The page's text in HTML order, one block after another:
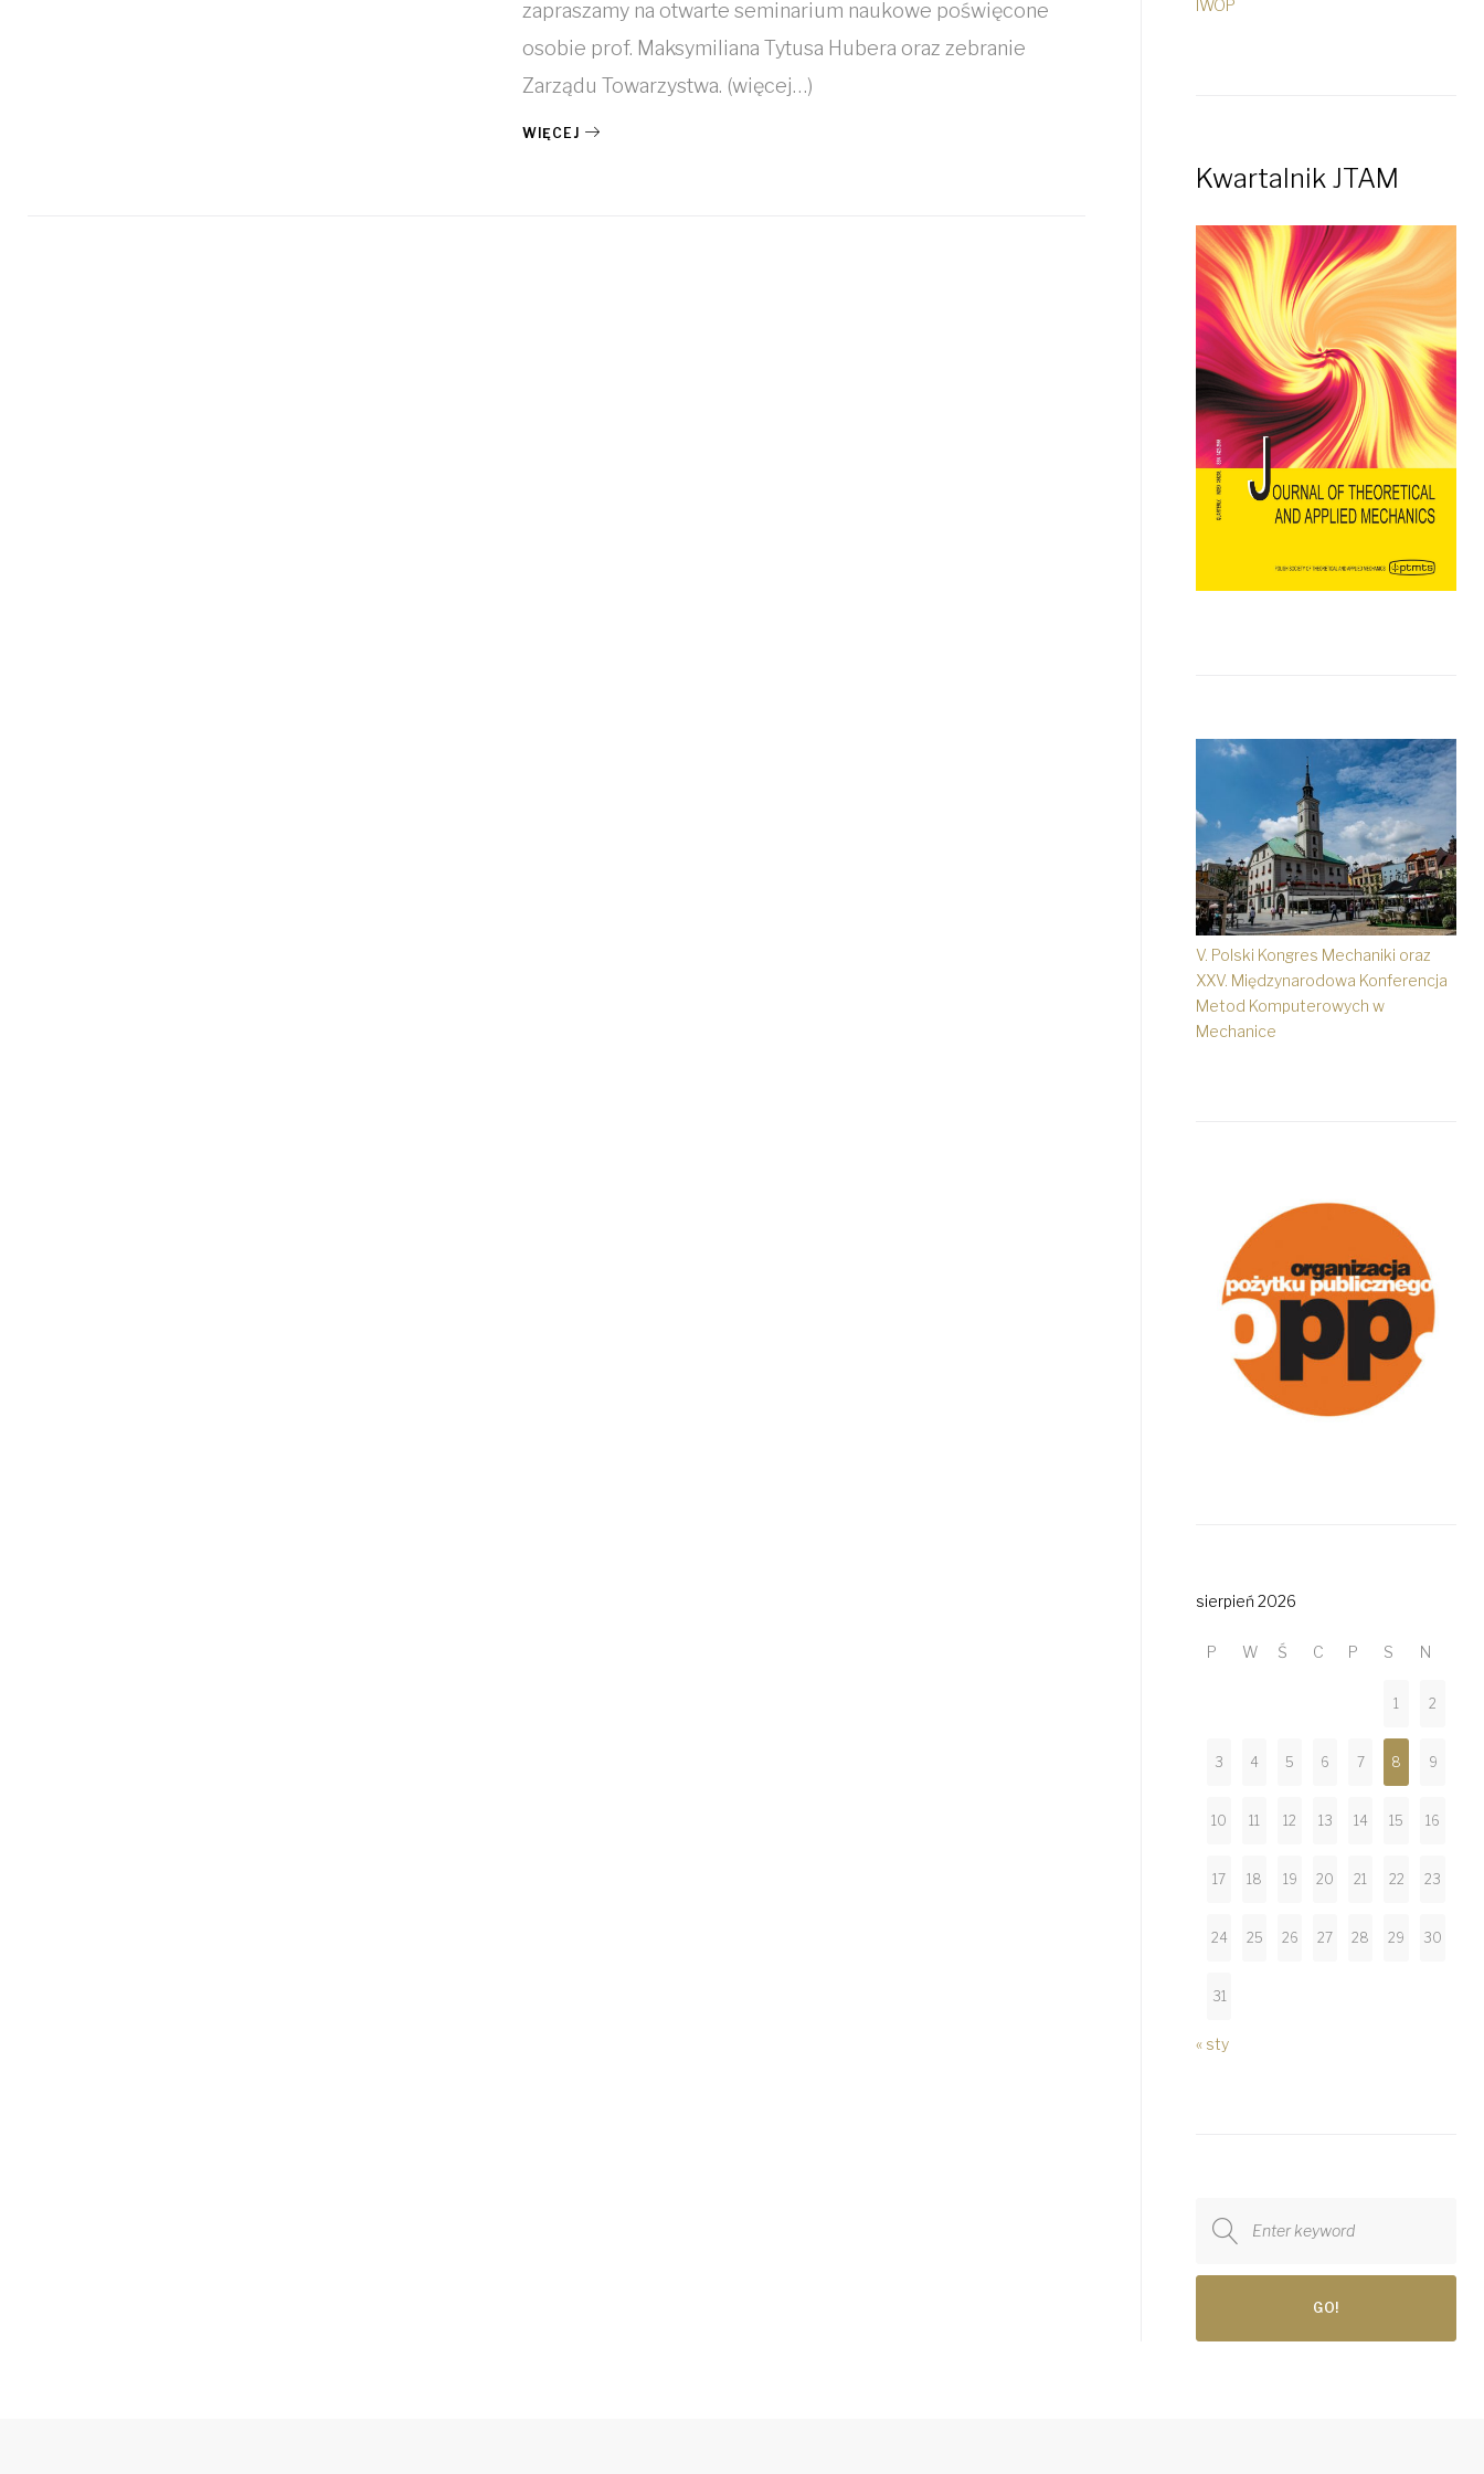
zapraszamy na otwarte seminarium naukowe poświęcone
osobie prof. Maksymiliana Tytusa Hubera oraz zebranie
Zarządu Towarzystwa. (więcej…)
WIĘCEJ
IWOP
Kwartalnik JTAM
V. Polski Kongres Mechaniki oraz
XXV. Międzynarodowa Konferencja
Metod Komputerowych w
Mechanice
sierpień 2026
P W Ś C P S N
1 2
3 4 5 6 7 8 9
10 11 12 13 14 15 16
17 18 19 20 21 22 23
24 25 26 27 28 29 30
31
« sty
for:
GO!